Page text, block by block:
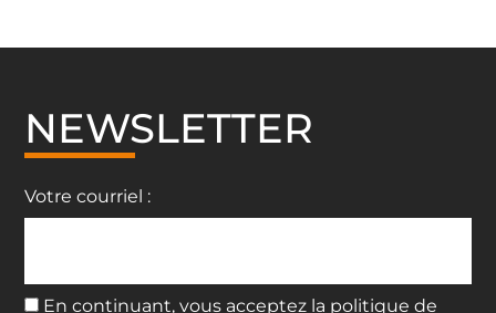
NEWSLETTER
Votre courriel :
En continuant, vous acceptez la politique de